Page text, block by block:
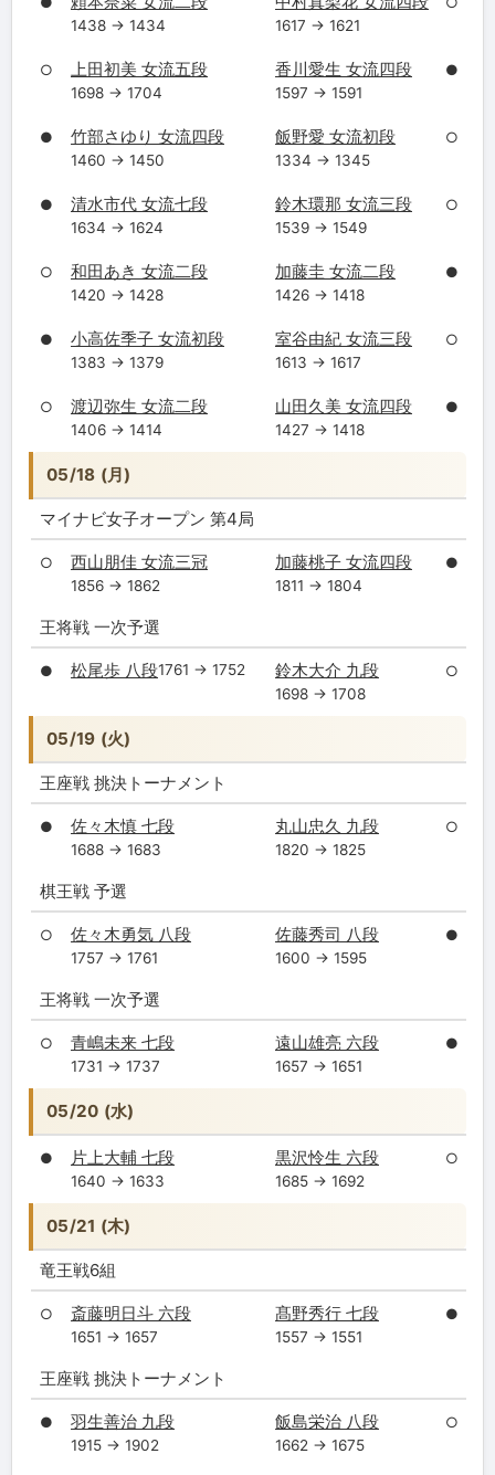
1438 → 1434 1617 → 1621
○ 上田初美 女流五段
1698 → 1704
香川愛生 女流四段
1597 → 1591
●
● 竹部さゆり 女流四段
1460 → 1450
飯野愛 女流初段
1334 → 1345
○
● 清水市代 女流七段
1634 → 1624
鈴木環那 女流三段
1539 → 1549
○
○ 和田あき 女流二段
1420 → 1428
加藤圭 女流二段
1426 → 1418
●
● 小高佐季子 女流初段
1383 → 1379
室谷由紀 女流三段
1613 → 1617
○
○ 渡辺弥生 女流二段
1406 → 1414
山田久美 女流四段
1427 → 1418
●
05/18 (月)
マイナビ女子オープン 第4局
○ 西山朋佳 女流三冠
1856 → 1862
加藤桃子 女流四段
1811 → 1804
●
王将戦 一次予選
● 松尾歩 八段1761 → 1752 鈴木大介 九段
1698 → 1708
○
05/19 (火)
王座戦 挑決トーナメント
● 佐々木慎 七段
1688 → 1683
丸山忠久 九段
1820 → 1825
○
棋王戦 予選
○ 佐々木勇気 八段
1757 → 1761
佐藤秀司 八段
1600 → 1595
●
王将戦 一次予選
○ 青嶋未来 七段
1731 → 1737
遠山雄亮 六段
1657 → 1651
●
05/20 (水)
● 片上大輔 七段
1640 → 1633
黒沢怜生 六段
1685 → 1692
○
05/21 (木)
竜王戦6組
○ 斎藤明日斗 六段
1651 → 1657
髙野秀行 七段
1557 → 1551
●
王座戦 挑決トーナメント
● 羽生善治 九段
1915 → 1902
飯島栄治 八段
1662 → 1675
○